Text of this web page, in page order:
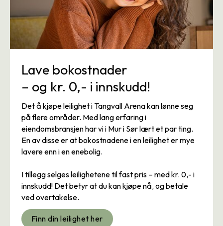
Lave bokostnader
– og kr. 0,- i innskudd!
Det å kjøpe leilighet i Tangvall Arena kan lønne seg
på flere områder. Med lang erfaring i
eiendomsbransjen har vi i Mur i Sør lært et par ting.
En av disse er at bokostnadene i en leilighet er mye
lavere enn i en enebolig.
I tillegg selges leilighetene til fast pris – med kr. 0,- i
innskudd! Det betyr at du kan kjøpe nå, og betale
ved overtakelse.
Finn din leilighet her